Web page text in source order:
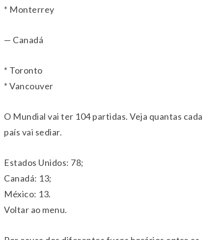
* Monterrey
— Canadá
* Toronto
* Vancouver
O Mundial vai ter 104 partidas. Veja quantas cada
país vai sediar.
Estados Unidos: 78;
Canadá: 13;
México: 13.
Voltar ao menu.